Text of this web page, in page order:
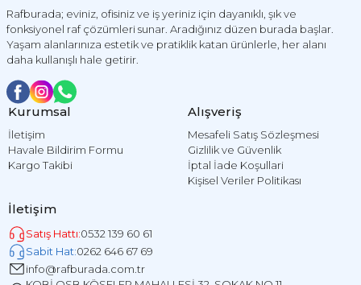
Rafburada; eviniz, ofisiniz ve iş yeriniz için dayanıklı, şık ve
fonksiyonel raf çözümleri sunar. Aradığınız düzen burada başlar.
Yaşam alanlarınıza estetik ve pratiklik katan ürünlerle, her alanı
daha kullanışlı hale getirir.
Kurumsal
İletişim
Havale Bildirim Formu
Kargo Takibi
Alışveriş
Mesafeli Satış Sözleşmesi
Gizlilik ve Güvenlik
İptal İade Koşullari
Kişisel Veriler Politikası
İletişim
Satış Hattı:0532 139 60 61
Sabit Hat:0262 646 67 69
info@rafburada.com.tr